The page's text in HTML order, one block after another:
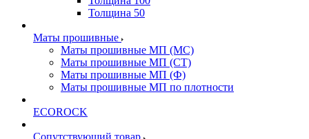
Толщина 50
Маты прошивные
Маты прошивные МП (МС)
Маты прошивные МП (СТ)
Маты прошивные МП (Ф)
Маты прошивные МП по плотности
ECOROCK
Сопутствующий товар